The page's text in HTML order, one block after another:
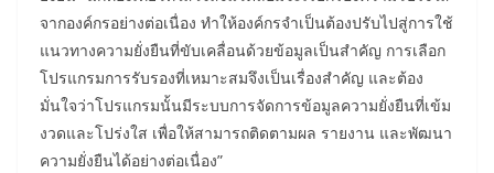
จากองค์กรอย่างต่อเนื่อง ทำให้องค์กรจำเป็นต้องปรับไปสู่การใช้
แนวทางความยั่งยืนที่ขับเคลื่อนด้วยข้อมูลเป็นสำคัญ การเลือก
โปรแกรมการรับรองที่เหมาะสมจึงเป็นเรื่องสำคัญ และต้อง
มั่นใจว่าโปรแกรมนั้นมีระบบการจัดการข้อมูลความยั่งยืนที่เข้ม
งวดและโปร่งใส เพื่อให้สามารถติดตามผล รายงาน และพัฒนา
ความยั่งยืนได้อย่างต่อเนื่อง”